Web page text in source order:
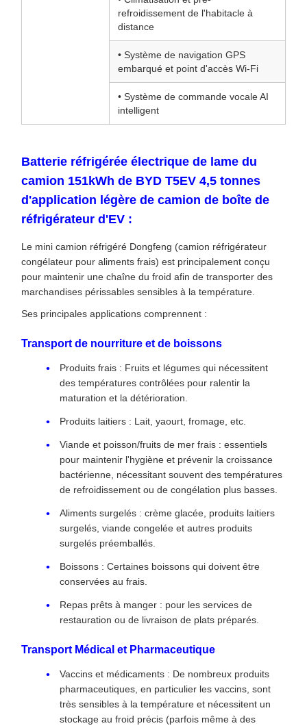
refroidissement de l'habitacle à
distance
• Système de navigation GPS
embarqué et point d'accès Wi-Fi
• Système de commande vocale AI
intelligent
Batterie réfrigérée électrique de lame du
camion 151kWh de BYD T5EV 4,5 tonnes
d'application légère de camion de boîte de
réfrigérateur d'EV :
Le mini camion réfrigéré Dongfeng (camion réfrigérateur
congélateur pour aliments frais) est principalement conçu
pour maintenir une chaîne du froid afin de transporter des
marchandises périssables sensibles à la température.
Ses principales applications comprennent :
Transport de nourriture et de boissons
Produits frais : Fruits et légumes qui nécessitent
des températures contrôlées pour ralentir la
maturation et la détérioration.
Produits laitiers : Lait, yaourt, fromage, etc.
Viande et poisson/fruits de mer frais : essentiels
pour maintenir l'hygiène et prévenir la croissance
bactérienne, nécessitant souvent des températures
de refroidissement ou de congélation plus basses.
Aliments surgelés : crème glacée, produits laitiers
surgelés, viande congelée et autres produits
surgelés préemballés.
Boissons : Certaines boissons qui doivent être
conservées au frais.
Repas prêts à manger : pour les services de
restauration ou de livraison de plats préparés.
Transport Médical et Pharmaceutique
Vaccins et médicaments : De nombreux produits
pharmaceutiques, en particulier les vaccins, sont
très sensibles à la température et nécessitent un
stockage au froid précis (parfois même à des